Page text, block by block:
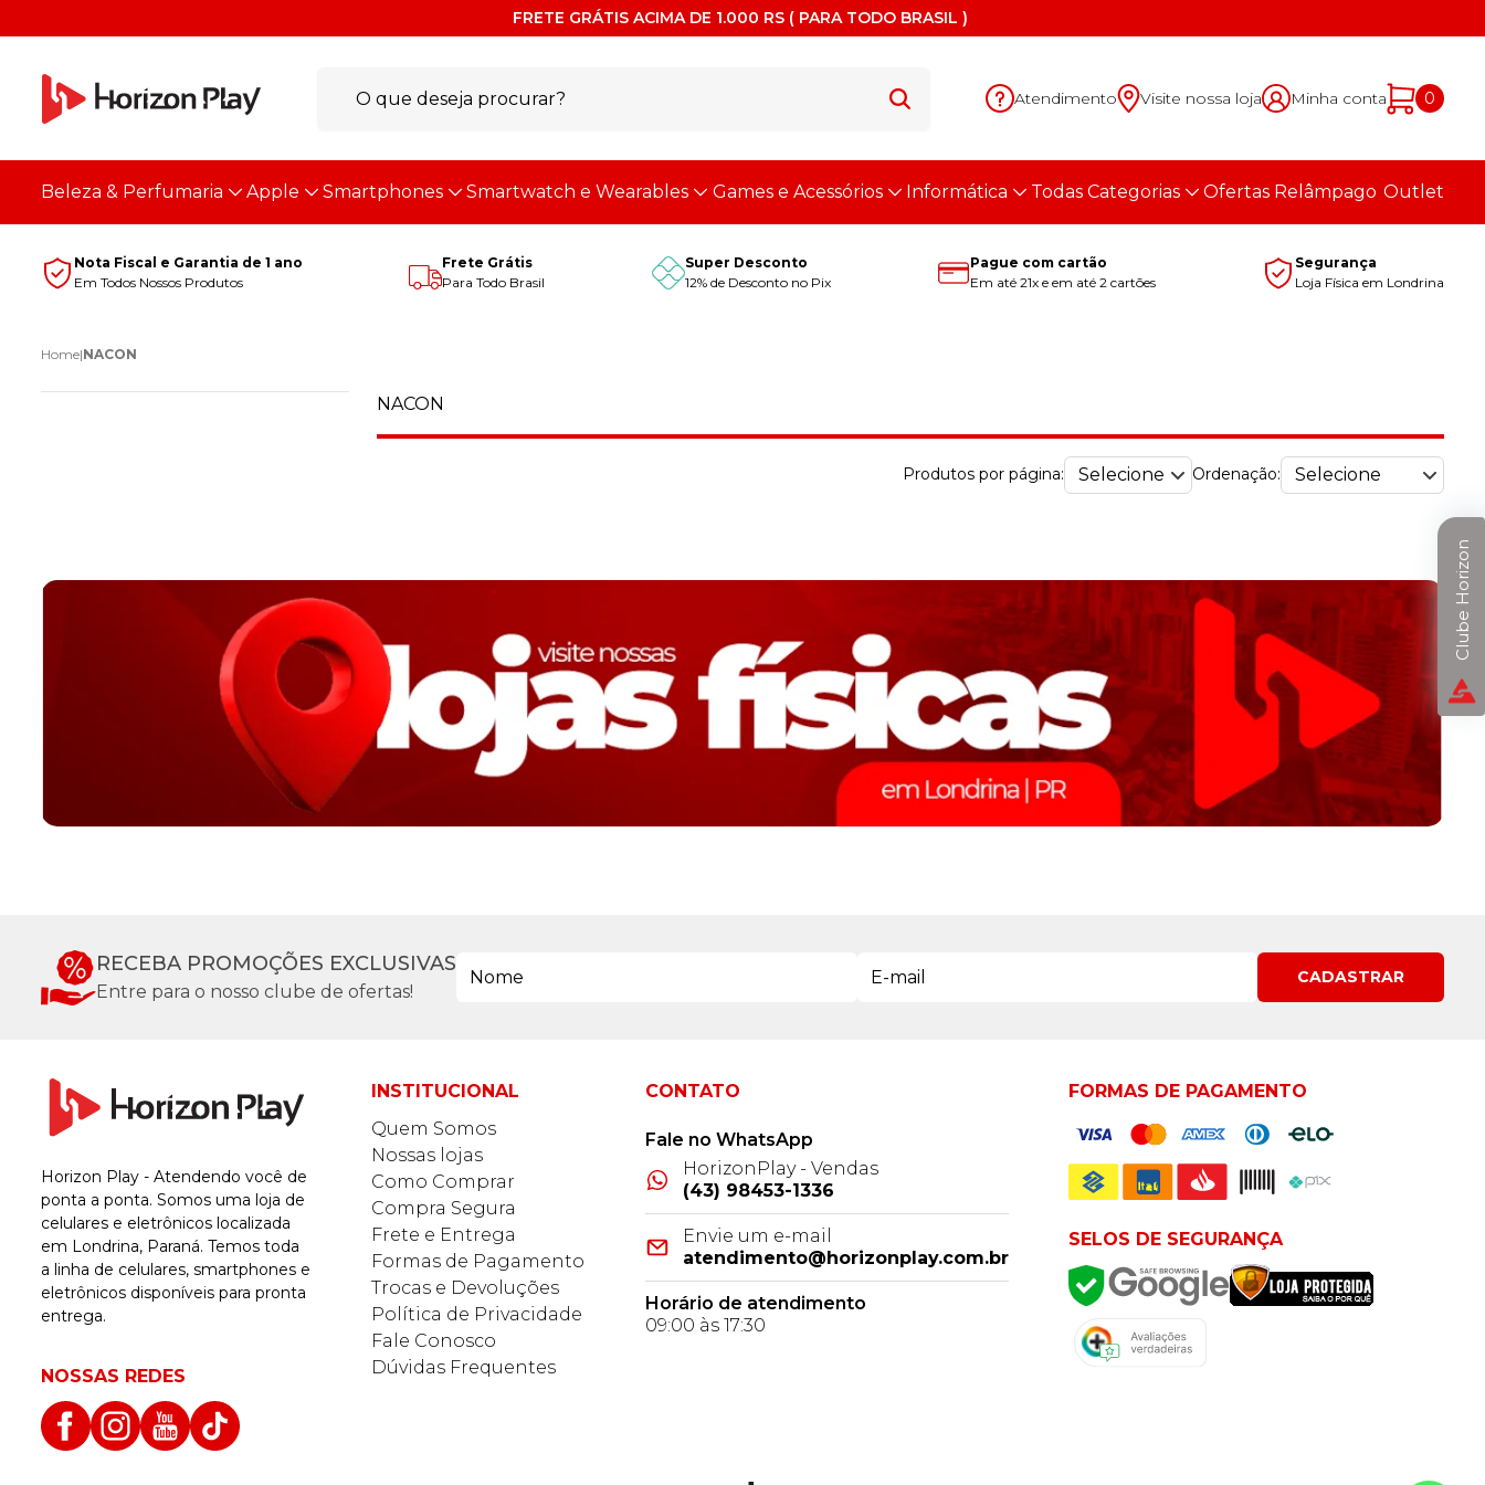
FRETE GRÁTIS ACIMA DE 1.000 RS ( PARA TODO BRASIL )
Atendimento Visite nossa loja Minha conta 0
Beleza & Perfumaria Apple Smartphones Smartwatch e Wearables Games e Acessórios Informática Todas Categorias Ofertas Relâmpago Outlet
Nota Fiscal e Garantia de 1 ano
Em Todos Nossos Produtos
Frete Grátis
Para Todo Brasil
Super Desconto
12% de Desconto no Pix
Pague com cartão
Em até 21x e em até 2 cartões
Segurança
Loja Física em Londrina
Home|NACON
NACON
Produtos por página: Ordenação:
RECEBA PROMOÇÕES EXCLUSIVAS
Entre para o nosso clube de ofertas!
CADASTRAR
Horizon Play - Atendendo você de
ponta a ponta. Somos uma loja de
celulares e eletrônicos localizada
em Londrina, Paraná. Temos toda
a linha de celulares, smartphones e
eletrônicos disponíveis para pronta
entrega.
NOSSAS REDES
INSTITUCIONAL
Quem Somos
Nossas lojas
Como Comprar
Compra Segura
Frete e Entrega
Formas de Pagamento
Trocas e Devoluções
Política de Privacidade
Fale Conosco
Dúvidas Frequentes
CONTATO
Fale no WhatsApp
HorizonPlay - Vendas
(43) 98453-1336
Envie um e-mail
atendimento@horizonplay.com.br
Horário de atendimento
09:00 às 17:30
FORMAS DE PAGAMENTO
SELOS DE SEGURANÇA
Clube Horizon